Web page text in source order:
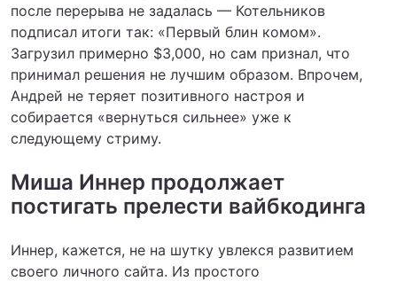
после перерыва не задалась — Котельников
подписал итоги так: «Первый блин комом».
Загрузил примерно $3,000, но сам признал, что
принимал решения не лучшим образом. Впрочем,
Андрей не теряет позитивного настроя и
собирается «вернуться сильнее» уже к
следующему стриму.
Миша Иннер продолжает
постигать прелести вайбкодинга
Иннер, кажется, не на шутку увлекся развитием
своего личного сайта. Из простого